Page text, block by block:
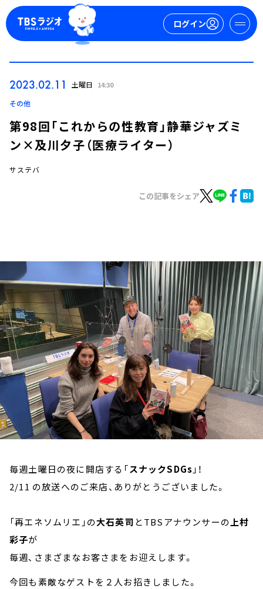
ログイン
イベント・グッズ
YouTube
会社情報
2023.02.11 土曜日 14:30
その他
第98回「これからの性教育」静華ジャズミ
ン×及川夕子（医療ライター）
サステバ
この記事をシェア
毎週土曜日の夜に開店する「スナックSDGs 」！
2/11 の放送へのご来店、ありがとうございました。
「再エネソムリエ」の大石英司 とTBSアナウンサーの上村
彩子が
毎週、さまざまなお客さまをお迎えします。
今回も素敵なゲストを２人お招きしました。